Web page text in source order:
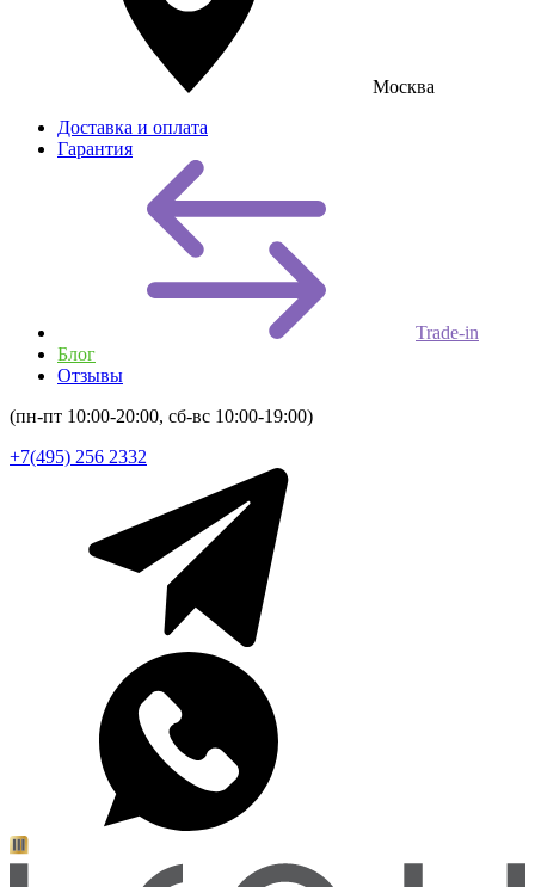
Москва
Доставка и оплата
Гарантия
Trade-in
Блог
Отзывы
(пн-пт 10:00-20:00, сб-вс 10:00-19:00)
+7(495) 256 2332